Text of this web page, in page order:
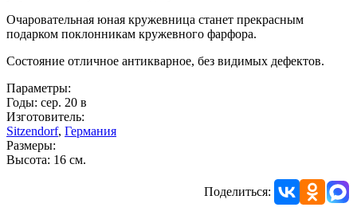
Очаровательная юная кружевница станет прекрасным
подарком поклонникам кружевного фарфора.
Состояние отличное антикварное, без видимых дефектов.
Параметры:
Годы: сер. 20 в
Изготовитель:
Sitzendorf, Германия
Размеры:
Высота: 16 см.
Поделиться: